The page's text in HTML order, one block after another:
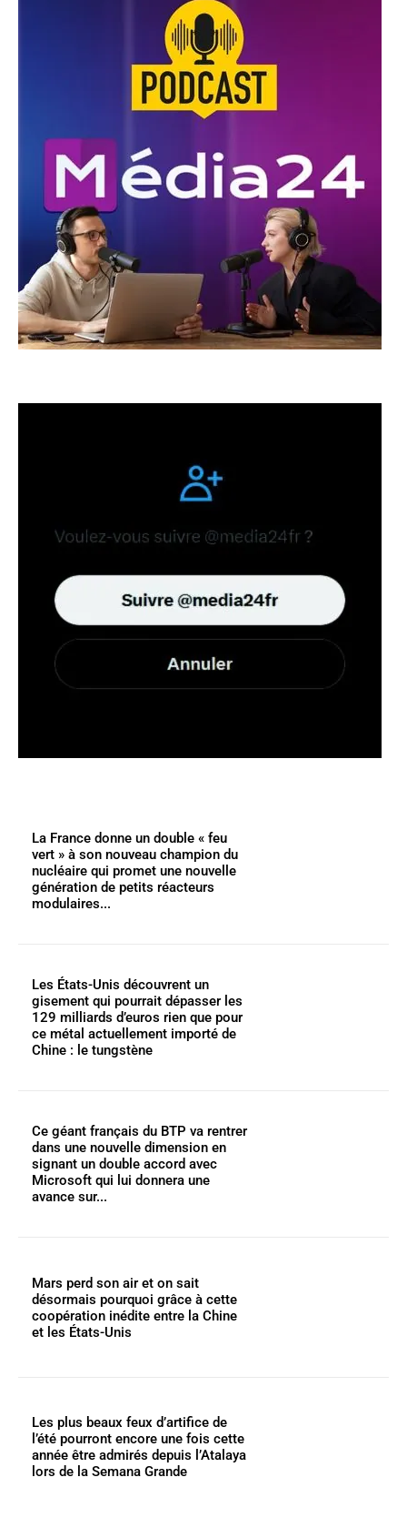
La France donne un double « feu
vert » à son nouveau champion du
nucléaire qui promet une nouvelle
génération de petits réacteurs
modulaires...
Les États-Unis découvrent un
gisement qui pourrait dépasser les
129 milliards d’euros rien que pour
ce métal actuellement importé de
Chine : le tungstène
Ce géant français du BTP va rentrer
dans une nouvelle dimension en
signant un double accord avec
Microsoft qui lui donnera une
avance sur...
Mars perd son air et on sait
désormais pourquoi grâce à cette
coopération inédite entre la Chine
et les États-Unis
Les plus beaux feux d’artifice de
l’été pourront encore une fois cette
année être admirés depuis l’Atalaya
lors de la Semana Grande